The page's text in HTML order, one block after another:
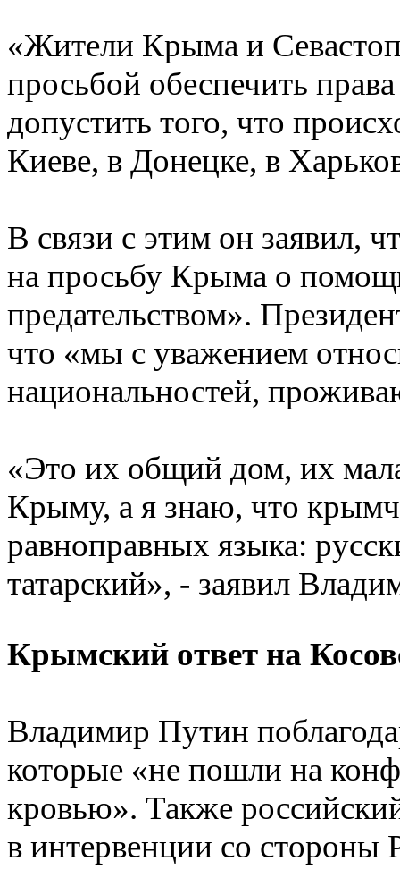
«Жители Крыма и
просьбой обеспечить
допустить того, что
Киеве, в Донецке, в
В связи с этим он заявил,
на просьбу Крыма о
предательством».
что «мы с уважением
национальностей,
«Это их общий дом, их
Крыму, а я знаю, что
равноправных языка:
татарский», - заявил
Крымский ответ на
Владимир Путин
которые «не пошли на
кровью». Также
в интервенции со стороны